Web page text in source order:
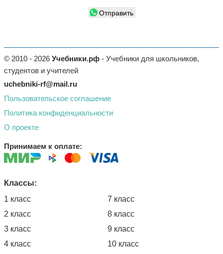
Отправить
© 2010 - 2026 Учебники.рф - Учебники для школьников,
студентов и учителей
uchebniki-rf@mail.ru
Пользовательское соглашение
Политика конфиденциальности
О проекте
Принимаем к оплате:
Классы:
1 класс
2 класс
3 класс
4 класс
7 класс
8 класс
9 класс
10 класс